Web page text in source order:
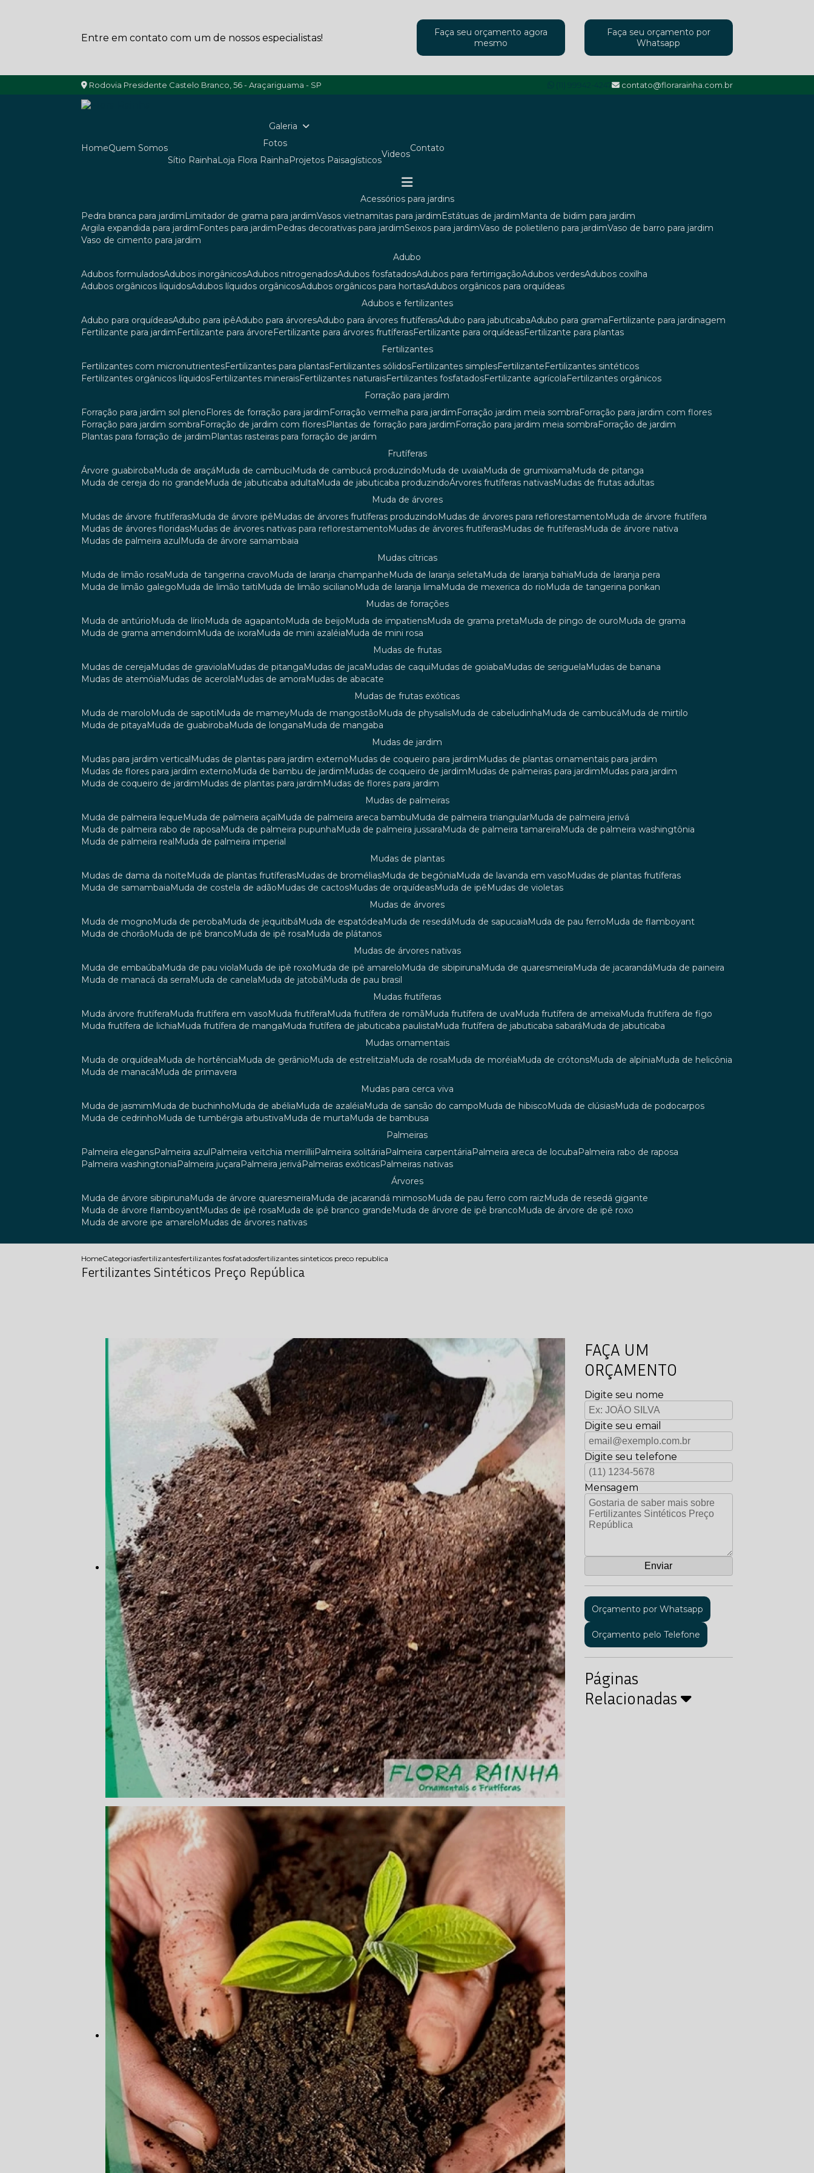
Entre em contato com um de nossos especialistas!
Faça seu orçamento agora
mesmo
Faça seu orçamento por
Whatsapp
Rodovia Presidente Castelo Branco, 56 - Araçariguama - SP contato@florarainha.com.br
Home Quem Somos
Galeria
Fotos
Sítio Rainha
Loja Flora Rainha Projetos Paisagísticos
Videos
Contato
acessórios para jardins
pedra branca para jardim
limitador de grama para jardim vasos vietnamitas para jardim estátuas de jardim
manta de bidim para jardim
argila expandida para jardim
fontes para jardim pedras decorativas para jardim seixos para jardim vaso de polietileno para jardim vaso de barro para jardim
vaso de cimento para jardim
adubo
adubos formulados adubos inorgânicos adubos nitrogenados adubos fosfatados adubos para fertirrigação adubos verdes adubos coxilha
adubos orgânicos líquidos adubos líquidos orgânicos adubos orgânicos para hortas adubos orgânicos para orquídeas
adubos e fertilizantes
adubo para orquídeas adubo para ipê adubo para árvores adubo para árvores frutíferas adubo para jabuticaba adubo para grama
fertilizante para jardinagem
fertilizante para jardim
fertilizante para árvore fertilizante para árvores frutíferas fertilizante para orquídeas fertilizante para plantas
fertilizantes
fertilizantes com micronutrientes fertilizantes para plantas fertilizantes sólidos fertilizantes simples fertilizante
fertilizantes sintéticos
fertilizantes orgânicos líquidos fertilizantes minerais fertilizantes naturais fertilizantes fosfatados fertilizante agrícola
fertilizantes orgânicos
forração para jardim
forração para jardim sol pleno
flores de forração para jardim forração vermelha para jardim forração jardim meia sombra
forração para jardim com flores
forração para jardim sombra
forração de jardim com flores plantas de forração para jardim forração para jardim meia sombra
forração de jardim
plantas para forração de jardim
plantas rasteiras para forração de jardim
frutíferas
árvore guabiroba
muda de araçá muda de cambuci muda de cambucá produzindo muda de uvaia muda de grumixama
muda de pitanga
muda de cereja do rio grande
muda de jabuticaba adulta muda de jabuticaba produzindo árvores frutíferas nativas
mudas de frutas adultas
muda de árvores
mudas de árvore frutíferas
muda de árvore ipê mudas de árvores frutíferas produzindo mudas de árvores para reflorestamento
muda de árvore frutífera
mudas de árvores floridas
mudas de árvores nativas para reflorestamento mudas de árvores frutíferas mudas de frutíferas
muda de árvore nativa
mudas de palmeira azul
muda de árvore samambaia
mudas cítricas
muda de limão rosa
muda de tangerina cravo muda de laranja champanhe muda de laranja seleta muda de laranja bahia
muda de laranja pera
muda de limão galego
muda de limão taiti muda de limão siciliano muda de laranja lima muda de mexerica do rio
muda de tangerina ponkan
mudas de forrações
muda de antúrio
muda de lírio muda de agapanto muda de beijo muda de impatiens muda de grama preta muda de pingo de ouro
muda de grama
muda de grama amendoim
muda de ixora muda de mini azaléia
muda de mini rosa
mudas de frutas
mudas de cereja
mudas de graviola mudas de pitanga mudas de jaca mudas de caqui mudas de goiaba mudas de seriguela
mudas de banana
mudas de atemóia
mudas de acerola mudas de amora
mudas de abacate
mudas de frutas exóticas
muda de marolo
muda de sapoti muda de mamey muda de mangostão muda de physalis muda de cabeludinha muda de cambucá
muda de mirtilo
muda de pitaya
muda de guabiroba muda de longana
muda de mangaba
mudas de jardim
mudas para jardim vertical
mudas de plantas para jardim externo mudas de coqueiro para jardim
mudas de plantas ornamentais para jardim
mudas de flores para jardim externo
muda de bambu de jardim mudas de coqueiro de jardim mudas de palmeiras para jardim
mudas para jardim
muda de coqueiro de jardim
mudas de plantas para jardim
mudas de flores para jardim
mudas de palmeiras
muda de palmeira leque
muda de palmeira açaí muda de palmeira areca bambu muda de palmeira triangular
muda de palmeira jerivá
muda de palmeira rabo de raposa
muda de palmeira pupunha muda de palmeira jussara muda de palmeira tamareira
muda de palmeira washingtônia
muda de palmeira real
muda de palmeira imperial
mudas de plantas
mudas de dama da noite
muda de plantas frutíferas mudas de bromélias muda de begônia muda de lavanda em vaso
mudas de plantas frutíferas
muda de samambaia
muda de costela de adão mudas de cactos mudas de orquídeas muda de ipê
mudas de violetas
mudas de árvores
muda de mogno
muda de peroba muda de jequitibá muda de espatódea muda de resedá muda de sapucaia muda de pau ferro
muda de flamboyant
muda de chorão
muda de ipê branco muda de ipê rosa
muda de plátanos
mudas de árvores nativas
muda de embaúba
muda de pau viola muda de ipê roxo muda de ipê amarelo muda de sibipiruna muda de quaresmeira muda de jacarandá
muda de paineira
muda de manacá da serra
muda de canela muda de jatobá
muda de pau brasil
mudas frutíferas
muda árvore frutífera
muda frutífera em vaso muda frutífera muda frutífera de romã muda frutífera de uva muda frutífera de ameixa
muda frutífera de figo
muda frutífera de lichia
muda frutífera de manga muda frutífera de jabuticaba paulista muda frutífera de jabuticaba sabará
muda de jabuticaba
mudas ornamentais
muda de orquídea
muda de hortência muda de gerânio muda de estrelitzia muda de rosa muda de moréia muda de crótons muda de alpínia
muda de helicônia
muda de manacá
muda de primavera
mudas para cerca viva
muda de jasmim
muda de buchinho muda de abélia muda de azaléia muda de sansão do campo muda de hibisco muda de clúsias
muda de podocarpos
muda de cedrinho
muda de tumbérgia arbustiva muda de murta
muda de bambusa
palmeiras
palmeira elegans
palmeira azul palmeira veitchia merrillii palmeira solitária palmeira carpentária palmeira areca de locuba
palmeira rabo de raposa
palmeira washingtonia
palmeira juçara palmeira jerivá palmeiras exóticas
palmeiras nativas
árvores
muda de árvore sibipiruna
muda de árvore quaresmeira muda de jacarandá mimoso muda de pau ferro com raiz
muda de resedá gigante
muda de árvore flamboyant
mudas de ipê rosa muda de ipê branco grande muda de árvore de ipê branco
muda de árvore de ipê roxo
muda de arvore ipe amarelo
mudas de árvores nativas
HomeCategoriasfertilizantesfertilizantes fosfatadosfertilizantes sinteticos preco republica
Fertilizantes Sintéticos Preço República
FAÇA UM
ORÇAMENTO
Digite seu nome
Digite seu email
Digite seu telefone
Mensagem
Orçamento por Whatsapp
Orçamento pelo Telefone
Páginas
Relacionadas